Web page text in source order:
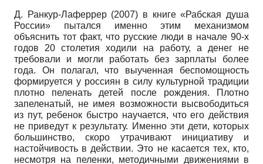
Д. Ранкур-Лаферрер (2007) в книге «Рабская душа
России» пытался именно этим механизмом
объяснить тот факт, что русские люди в начале 90-х
годов 20 столетия ходили на работу, а денег не
требовали и могли работать без зарплаты более
года. Он полагал, что выученная беспомощность
формируется у россиян в силу культурной традиции
плотно пеленать детей после рождения. Плотно
запеленатый, не имея возможности высвободиться
из пут, ребенок быстро научается, что его действия
не приведут к результату. Именно эти дети, которых
большинство, скоро утрачивают инициативу и
настойчивость в действии. Это не касается тех, кто,
несмотря на пеленки, методичными движениями в